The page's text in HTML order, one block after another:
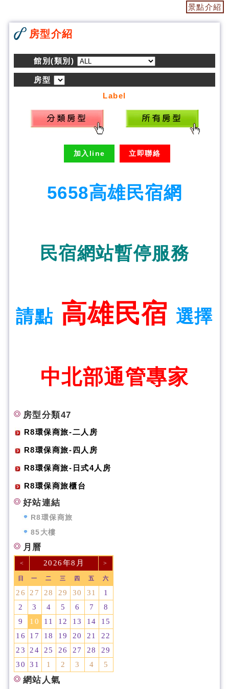
景點介紹
房型介紹
館別(類別)
房型
Label
加入line 立即聯絡
5658高雄民宿網
民宿網站暫停服務
請點 高雄民宿 選擇
中北部通管專家
房型分類47
R8環保商旅-二人房
R8環保商旅-四人房
R8環保商旅-日式4人房
R8環保商旅櫃台
好站連結
R8環保商旅
85大樓
月曆
< 2026年8月 >
日 一 二 三 四 五 六
26 27 28 29 30 31
1
2
3 4 5 6 7
8
9
10 11 12 13 14
15
16
17 18 19 20 21
22
23
24 25 26 27 28
29
30
31 1 2 3 4 5
網站人氣